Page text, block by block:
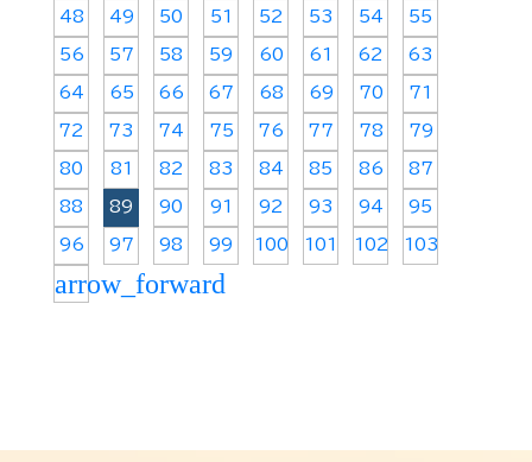
48 49 50 51 52 53 54 55
56 57 58 59 60 61 62 63
64 65 66 67 68 69 70 71
72 73 74 75 76 77 78 79
80 81 82 83 84 85 86 87
88 89 90 91 92 93 94 95
96 97 98 99 100 101 102 103
arrow_forward